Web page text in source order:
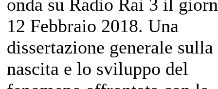
onda su Radio Rai 3 il
12 Febbraio 2018. Una
dissertazione generale sulla
nascita e lo sviluppo del